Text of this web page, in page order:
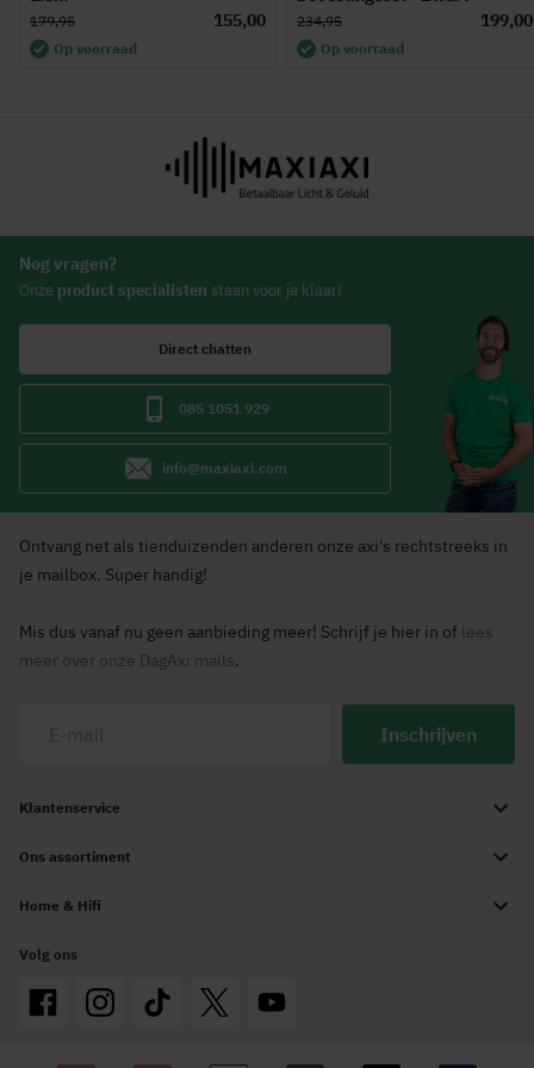
155,00
179,95
Op voorraad
199,00
234,95
Op voorraad
Nog vragen?
Onze product specialisten staan voor je klaar!
Direct chatten
085 1051 929
info@maxiaxi.com
Ontvang net als tienduizenden anderen onze axi's rechtstreeks in
je mailbox. Super handig!
Mis dus vanaf nu geen aanbieding meer! Schrijf je hier in of lees
meer over onze DagAxi mails.
Inschrijven
Klantenservice
Ons assortiment
Home & Hifi
Volg ons